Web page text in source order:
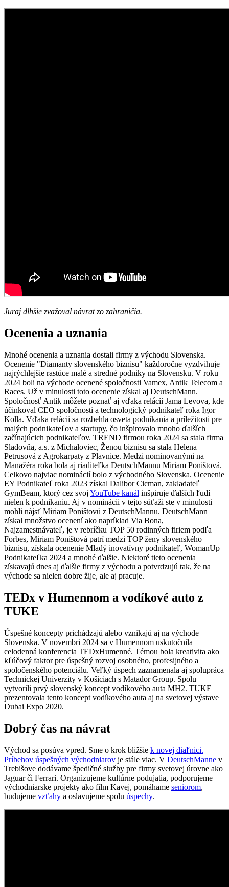
Juraj dlhšie zvažoval návrat zo zahraničia.
Ocenenia a uznania
Mnohé ocenenia a uznania dostali firmy z východu Slovenska.
Ocenenie "Diamanty slovenského biznisu" každoročne vyzdvihuje
najrýchlejšie rastúce malé a stredné podniky na Slovensku. V roku
2024 boli na východe ocenené spoločnosti Vamex, Antik Telecom a
Races. Už v minulosti toto ocenenie získal aj DeutschMann.
Spoločnosť Antik môžete poznať aj vďaka relácii Jama Levova, kde
účinkoval CEO spoločnosti a technologický podnikateľ roka Igor
Kolla. Vďaka relácii sa rozbehla osveta podnikania a príležitosti pre
malých podnikateľov a startupy, čo inšpirovalo mnoho ďalších
začínajúcich podnikateľov. TREND firmou roka 2024 sa stala firma
Sladovňa, a.s. z Michaloviec, Ženou biznisu sa stala Helena
Petrusová z Agrokarpaty z Plavnice. Medzi nominovanými na
Manažéra roka bola aj riaditeľka DeutschMannu Miriam Poništová.
Celkovo najviac nominácií bolo z východného Slovenska. Ocenenie
EY Podnikateľ roka 2023 získal Dalibor Cicman, zakladateľ
GymBeam, ktorý cez svoj YouTube kanál inšpiruje ďalších ľudí
nielen k podnikaniu. Aj v nominácii v tejto súťaži ste v minulosti
mohli nájsť Miriam Poništovú z DeutschMannu. DeutschMann
získal množstvo ocenení ako napríklad Via Bona,
Najzamestnávateľ, je v rebríčku TOP 50 rodinných firiem podľa
Forbes, Miriam Poništová patrí medzi TOP ženy slovenského
biznisu, získala ocenenie Mladý inovatívny podnikateľ, WomanUp
Podnikateľka 2024 a mnohé ďalšie. Niektoré tieto ocenenia
získavajú dnes aj ďalšie firmy z východu a potvrdzujú tak, že na
východe sa nielen dobre žije, ale aj pracuje.
TEDx v Humennom a vodíkové auto z
TUKE
Úspešné koncepty prichádzajú alebo vznikajú aj na východe
Slovenska. V novembri 2024 sa v Humennom uskutočnila
celodenná konferencia TEDxHumenné. Témou bola kreativita ako
kľúčový faktor pre úspešný rozvoj osobného, profesijného a
spoločenského potenciálu. Veľký úspech zaznamenala aj spolupráca
Technickej Univerzity v Košiciach s Matador Group. Spolu
vytvorili prvý slovenský koncept vodíkového auta MH2. TUKE
prezentovala tento koncept vodíkového auta aj na svetovej výstave
Dubai Expo 2020.
Dobrý čas na návrat
Východ sa posúva vpred. Sme o krok bližšie k novej diaľnici.
Príbehov úspešných východniarov je stále viac. V DeutschManne v
Trebišove dodávame špedičné služby pre firmy svetovej úrovne ako
Jaguar či Ferrari. Organizujeme kultúrne podujatia, podporujeme
východniarske projekty ako film Kavej, pomáhame seniorom,
budujeme vzťahy a oslavujeme spolu úspechy.